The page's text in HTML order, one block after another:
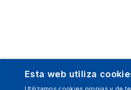
Esta web utiliza